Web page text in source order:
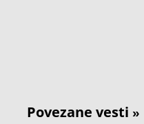
Povezane vesti »